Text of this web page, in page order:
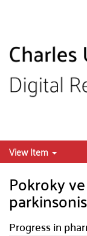
View Item
Pokroky
Progress in